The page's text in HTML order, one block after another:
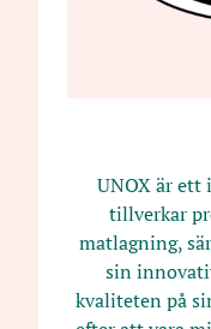
UNOX är
tillverkar
matlagning,
sin
kvaliteten på